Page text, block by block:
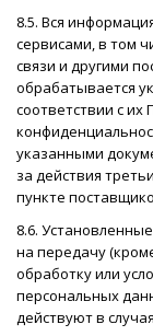
8.5. Вся
сервисами, в том
связи и другими
обрабатывается
соответствии с
указанными
за действия
пункте
8.6.
на передачу
обработку или
персональных
действуют в